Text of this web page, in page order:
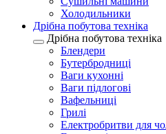
Холодильники
Дрібна побутова техніка
Дрібна побутова техніка
Блендери
Бутербродниці
Ваги кухонні
Ваги підлогові
Вафельниці
Грилі
Електробритви для